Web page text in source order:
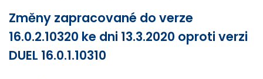
Změny zapracované do verze
16.0.2.10320 ke dni 13.3.2020 oproti verzi
DUEL 16.0.1.10310